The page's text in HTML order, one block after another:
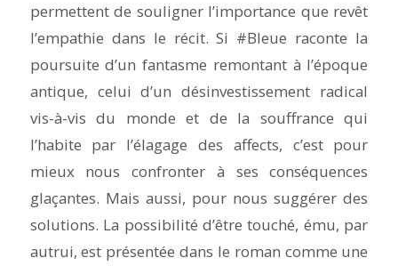
permettent de souligner l’importance que revêt
l’empathie dans le récit. Si #Bleue raconte la
poursuite d’un fantasme remontant à l’époque
antique, celui d’un désinvestissement radical
vis-à-vis du monde et de la souffrance qui
l’habite par l’élagage des affects, c’est pour
mieux nous confronter à ses conséquences
glaçantes. Mais aussi, pour nous suggérer des
solutions. La possibilité d’être touché, ému, par
autrui, est présentée dans le roman comme une